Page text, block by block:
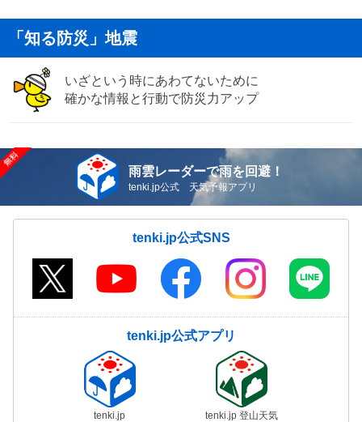
「知る防災」地震
いざという時にあわてないために
確かな情報と行動で防災力アップ
雨雲レーダーで雨を回避！
tenki.jp公式 天気予報アプリ
tenki.jp公式SNS
tenki.jp公式アプリ
tenki.jp tenki.jp 登山天気